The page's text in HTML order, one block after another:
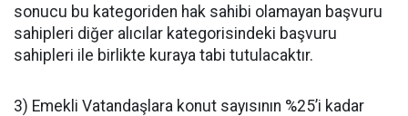
sonucu bu kategoriden hak sahibi olamayan başvuru
sahipleri diğer alıcılar kategorisindeki başvuru
sahipleri ile birlikte kuraya tabi tutulacaktır.
3) Emekli Vatandaşlara konut sayısının %25’i kadar